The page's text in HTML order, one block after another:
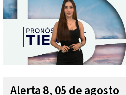
Alerta 8, 05 de agosto